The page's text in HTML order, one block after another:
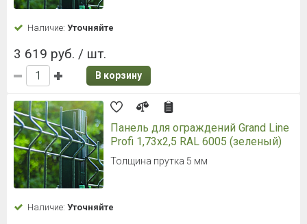
Наличие: Уточняйте
3 619 руб. / шт.
В корзину
Панель для ограждений Grand Line
Profi 1,73x2,5 RAL 6005 (зеленый)
Толщина прутка 5 мм
Наличие: Уточняйте